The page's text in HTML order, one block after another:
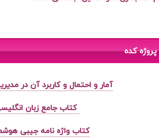
کده
آمار و احتمال و کاربرد آن در
کتاب جامع زبان
کتاب واژه نامه جیبی